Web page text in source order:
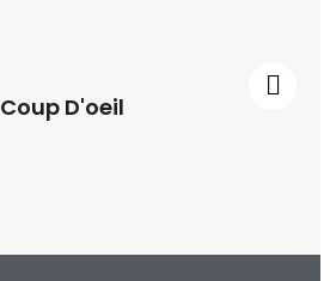
Coup D'oeil